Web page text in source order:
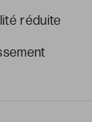
réduite